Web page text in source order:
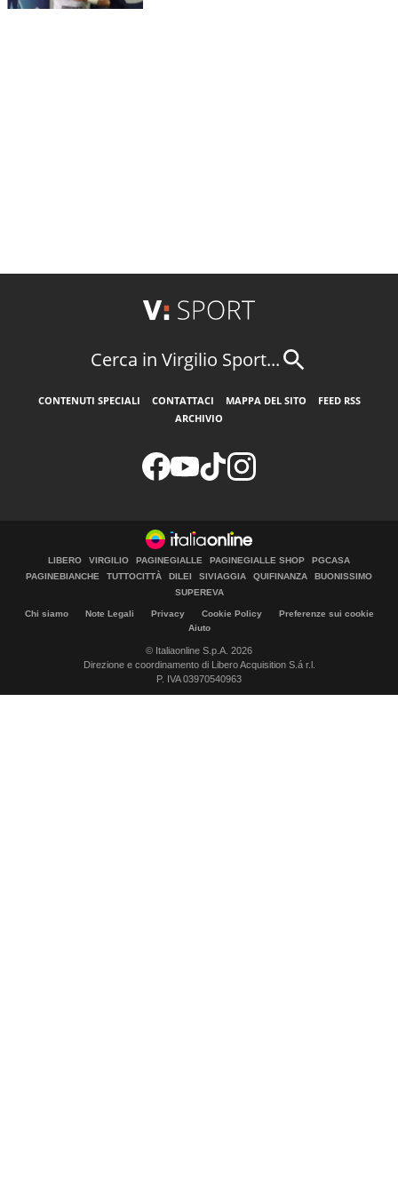
Cerca in Virgilio Sport...
CONTENUTI SPECIALI CONTATTACI MAPPA DEL SITO
FEED RSS
ARCHIVIO
LIBERO VIRGILIO PAGINEGIALLE PAGINEGIALLE SHOP
PGCASA
PAGINEBIANCHE
TUTTOCITTÀ DILEI SIVIAGGIA QUIFINANZA
BUONISSIMO
SUPEREVA
Chi siamo Note Legali Privacy Cookie Policy
Preferenze sui cookie
Aiuto
© Italiaonline S.p.A. 2026
Direzione e coordinamento di Libero Acquisition S.á r.l.
P. IVA 03970540963